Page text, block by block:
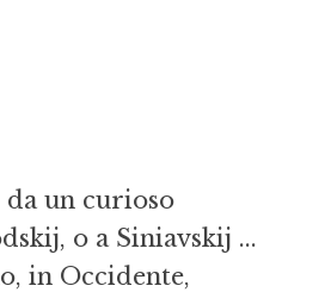
un curioso
o a Siniavskij ...
in Occidente,